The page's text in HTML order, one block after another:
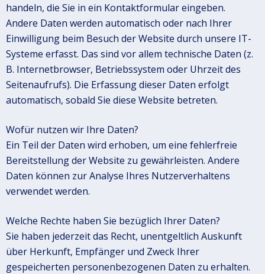
handeln, die Sie in ein Kontaktformular eingeben.
Andere Daten werden automatisch oder nach Ihrer
Einwilligung beim Besuch der Website durch unsere IT-
Systeme erfasst. Das sind vor allem technische Daten (z.
B. Internetbrowser, Betriebssystem oder Uhrzeit des
Seitenaufrufs). Die Erfassung dieser Daten erfolgt
automatisch, sobald Sie diese Website betreten.
Wofür nutzen wir Ihre Daten?
Ein Teil der Daten wird erhoben, um eine fehlerfreie
Bereitstellung der Website zu gewährleisten. Andere
Daten können zur Analyse Ihres Nutzerverhaltens
verwendet werden.
Welche Rechte haben Sie bezüglich Ihrer Daten?
Sie haben jederzeit das Recht, unentgeltlich Auskunft
über Herkunft, Empfänger und Zweck Ihrer
gespeicherten personenbezogenen Daten zu erhalten.